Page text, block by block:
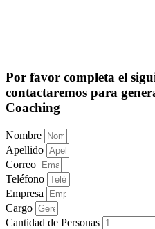
Por favor completa el
contactaremos para
Coaching
Nombre
Apellido
Correo
Teléfono
Empresa
Cargo
Cantidad de Personas